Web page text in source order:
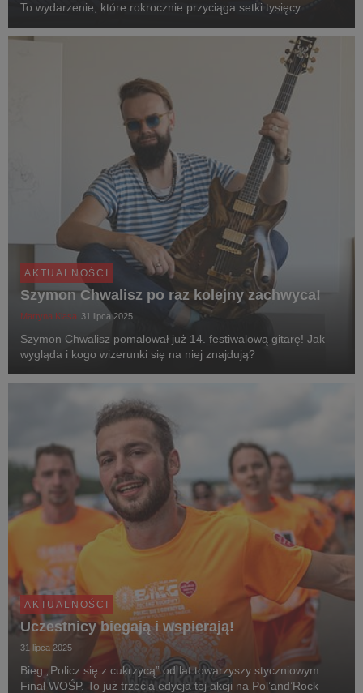
To wydarzenie, które rokrocznie przyciąga setki tysięcy
swojej strefy – miejsca zaba...
AKTUALNOŚCI
Szymon Chwalisz po raz kolejny zachwyca!
Martyna Klasa 31 lipca 2025
Szymon Chwalisz pomalował już 14. festiwalową gitarę! Jak
wygląda i kogo wizerunki się na niej znajdują?
AKTUALNOŚCI
Uczestnicy biegają i wspierają!
31 lipca 2025
Bieg „Policz się z cukrzycą” od lat towarzyszy styczniowym
Finał WOŚP. To już trzecia edycja tej akcji na Pol’and’Rock